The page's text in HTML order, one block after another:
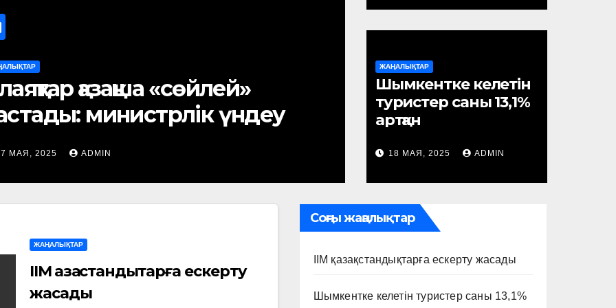
қазақша «сөйлей»
министрлік үндеу
МАЯ, 2025 ADMIN
ЖАҢАЛЫҚТАР
Шымкентке келетін
туристер саны 13,1%
артқан
18 МАЯ, 2025 ADMIN
ЖАҢАЛЫҚТАР
ІІМ қазақстандықтарға ескерту
жасады
Соңғы жаңалықтар
ІІМ қазақстандықтарға ескерту жасады
Шымкентке келетін туристер саны 13,1%